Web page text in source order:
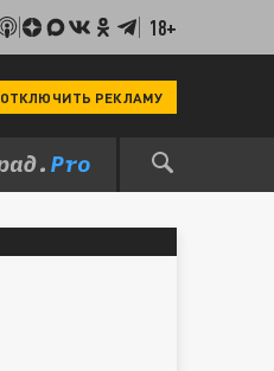
18+
ОТКЛЮЧИТЬ РЕКЛАМУ